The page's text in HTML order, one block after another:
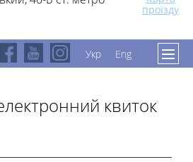
проїзду
Укр Eng
квиток